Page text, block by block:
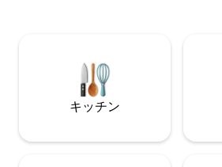
adicional uma vaga em nossa garagem
(necessita de reserva).
キッチン